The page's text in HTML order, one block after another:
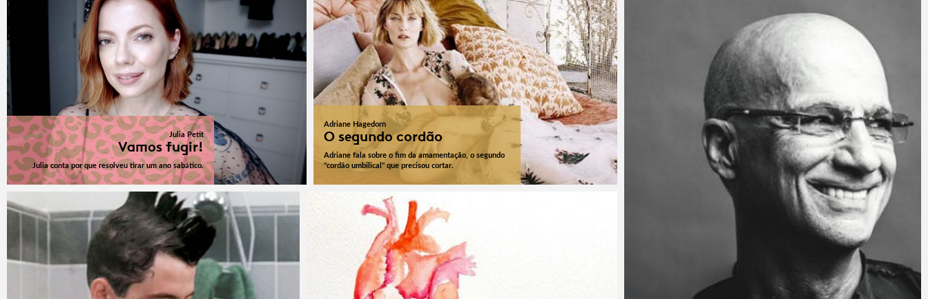
Julia Petit
Vamos fugir!
Julia conta por que resolveu tirar um ano sabático.
Adriane Hagedorn
O segundo cordão
Adriane fala sobre o fim da amamentação, o segundo
"cordão umbilical" que precisou cortar.